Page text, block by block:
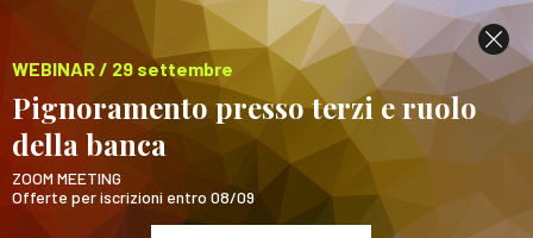
WEBINAR / 29 settembre
Pignoramento presso terzi e ruolo
della banca
ZOOM MEETING
Offerte per iscrizioni entro 08/09